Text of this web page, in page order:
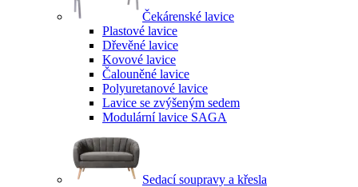
Čekárenské lavice
Plastové lavice
Dřevěné lavice
Kovové lavice
Čalouněné lavice
Polyuretanové lavice
Lavice se zvýšeným sedem
Modulární lavice SAGA
Sedací soupravy a křesla